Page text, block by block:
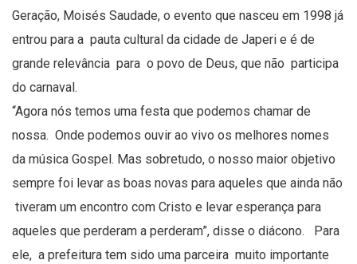
Geração, Moisés Saudade, o evento que nasceu em 1998 já
entrou para a pauta cultural da cidade de Japeri e é de
grande relevância para o povo de Deus, que não participa
do carnaval.
“Agora nós temos uma festa que podemos chamar de
nossa. Onde podemos ouvir ao vivo os melhores nomes
da música Gospel. Mas sobretudo, o nosso maior objetivo
sempre foi levar as boas novas para aqueles que ainda não
tiveram um encontro com Cristo e levar esperança para
aqueles que perderam a perderam”, disse o diácono. Para
ele, a prefeitura tem sido uma parceira muito importante